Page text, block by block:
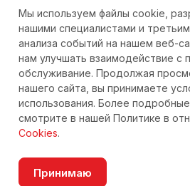
+7 (4212) 23-33-33
eshop@nkteh.ru
© 2026 Интернет-магазин ЭНКА
Согласие на обработку
Мы используем файлы cookie,
нашими специалистами и
анализа событий на нашем веб-
нам улучшать взаимодействие с
обслуживание. Продолжая
нашего сайта, вы принимаете
использования. Более
смотрите в нашей Политике в
Cookies.
Принимаю